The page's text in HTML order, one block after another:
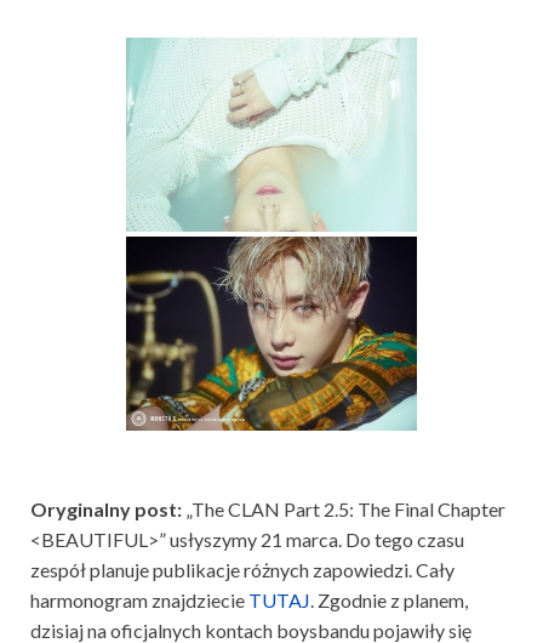
Oryginalny post: „The CLAN Part 2.5: The Final Chapter
<BEAUTIFUL>” usłyszymy 21 marca. Do tego czasu
zespół planuje publikacje różnych zapowiedzi. Cały
harmonogram znajdziecie TUTAJ . Zgodnie z planem,
dzisiaj na oficjalnych kontach boysbandu pojawiły się